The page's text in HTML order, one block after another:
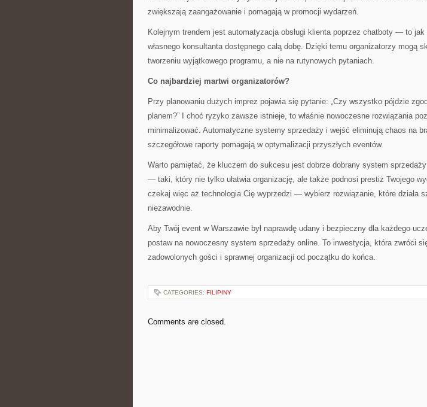
zwiększają zaangażowanie i pomagają w promocji wydarzeń.
Kolejnym trendem jest automatyzacja obsługi klienta poprzez chatboty — to jak
własnego konsultanta dostępnego całą dobę. Dzięki temu organizatorzy mogą
tworzeniu wyjątkowego programu, a nie na rutynowych pytaniach.
Co najbardziej martwi organizatorów?
Przy planowaniu dużych imprez pojawia się pytanie: „Czy wszystko pójdzie
planem?” I choć ryzyko zawsze istnieje, to właśnie nowoczesne rozwiązania
minimalizować. Automatyczne systemy sprzedaży i wejść eliminują chaos na
szczegółowe raporty pomagają w optymalizacji przyszłych eventów.
Warto pamiętać, że kluczem do sukcesu jest dobrze dobrany system
— taki, który nie tylko ułatwia organizację, ale także podnosi prestiż Twojego
czekaj więc aż technologia Cię wyprzedzi — wybierz rozwiązanie, które działa
niezawodnie.
Aby Twój event w Warszawie był naprawdę udany i bezpieczny dla każdego
postaw na nowoczesny system sprzedaży online. To inwestycja, która zwróci
zadowolonych gości i sprawnej organizacji od początku do końca.
CATEGORIES: FILIPINY
Comments are closed.